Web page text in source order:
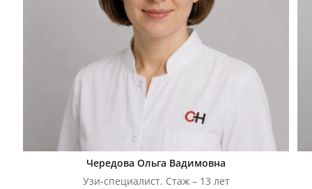
Чередова Ольга Вадимовна
Узи-специалист. Стаж – 13 лет